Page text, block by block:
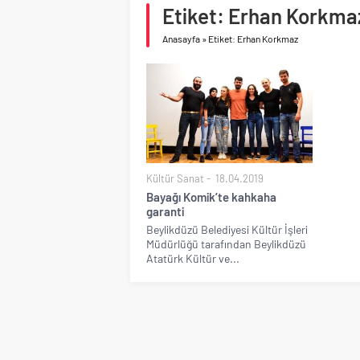
asfalt şimdi de Kocaeli
Etiket: Erhan
Anasayfa » Etiket: Erhan Korkmaz
Kültür Sanat 18.04.2019
Bayağı Komik’te kahkaha
garanti
Beylikdüzü Belediyesi Kültür İşleri
Müdürlüğü tarafından Beylikdüzü
Atatürk Kültür ve...